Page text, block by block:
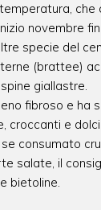
novembre
specie del
(brattee)
giallastre.
fibroso e ha
croccanti e
consumato
salate, il
bietoline.